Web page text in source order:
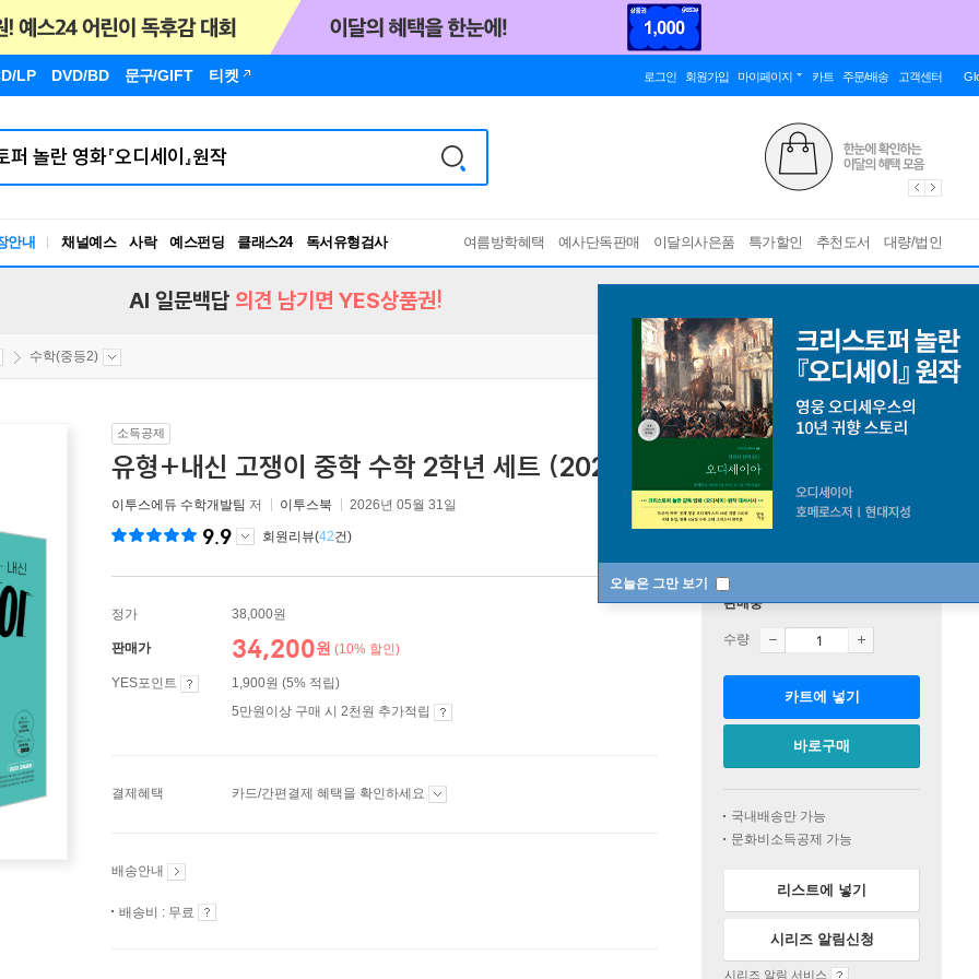
LP DVD/BD 문구/GIFT 티켓 로그인 회원가입 마이페이지 카트 주문/배송 고객센터
안내 채널예스 사락 예스펀딩 클래스24
독서유형검사
RBTI Lab
여름방학혜택 예사단독판매 이달의사은품 특가할인 추천도서 대량/법인
오늘은 그만 보기
AI 일문백답 의견 남기면 YES상품권!
수학(중등2)
소득공제
유형+내신 고쟁이 중학 수학 2학년 세트 (2026년) [ 2권, 2022 개정 교육과정 ]
이투스에듀 수학개발팀 저 이투스북 2026년 05월 31일
9.9 회원리뷰(42건)
정가 38,000원
판매가 34,200원 (10% 할인)
YES포인트
1,900원 (5% 적립)
5만원이상 구매 시 2천원 추가적립
결제혜택 카드/간편결제 혜택을 확인하세요
배송안내
배송비 : 무료
판매중
수량
카트에 넣기
바로구매
국내배송만 가능
문화비소득공제 가능
리스트에 넣기
시리즈 알림신청
시리즈 알림 서비스